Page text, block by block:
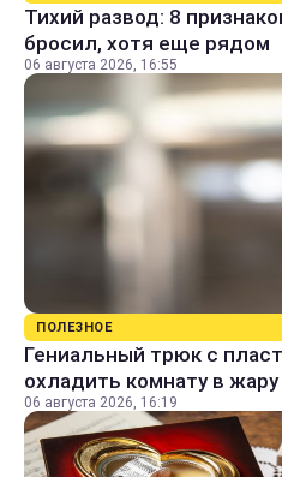
Тихий развод: 8
бросил, хотя еще рядом
06 августа 2026, 16:55
ПОЛЕЗНОЕ
Гениальный трюк с
охладить комнату в
06 августа 2026, 16:19